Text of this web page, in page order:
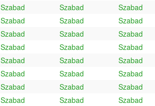
Szabad Szabad Szabad
Szabad Szabad Szabad
Szabad Szabad Szabad
Szabad Szabad Szabad
Szabad Szabad Szabad
Szabad Szabad Szabad
Szabad Szabad Szabad
Szabad Szabad Szabad